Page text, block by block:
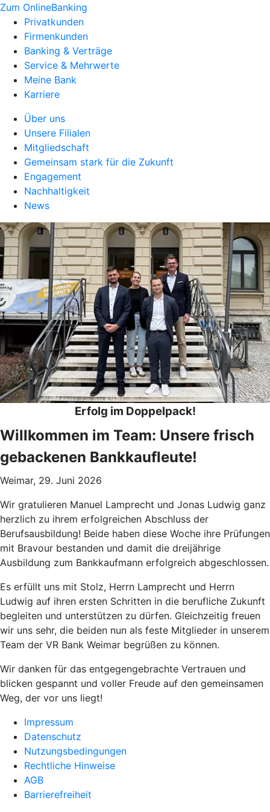
Zum OnlineBanking
Privatkunden
Firmenkunden
Banking & Verträge
Service & Mehrwerte
Meine Bank
Karriere
Über uns
Unsere Filialen
Mitgliedschaft
Gemeinsam stark für die Zukunft
Engagement
Nachhaltigkeit
News
Erfolg im Doppelpack!
Willkommen im Team: Unsere frisch
gebackenen Bankkaufleute!
Weimar, 29. Juni 2026
Wir gratulieren Manuel Lamprecht und Jonas Ludwig ganz
herzlich zu ihrem erfolgreichen Abschluss der
Berufsausbildung! Beide haben diese Woche ihre Prüfungen
mit Bravour bestanden und damit die dreijährige
Ausbildung zum Bankkaufmann erfolgreich abgeschlossen.
Es erfüllt uns mit Stolz, Herrn Lamprecht und Herrn
Ludwig auf ihren ersten Schritten in die berufliche Zukunft
begleiten und unterstützen zu dürfen. Gleichzeitig freuen
wir uns sehr, die beiden nun als feste Mitglieder in unserem
Team der VR Bank Weimar begrüßen zu können.
Wir danken für das entgegengebrachte Vertrauen und
blicken gespannt und voller Freude auf den gemeinsamen
Weg, der vor uns liegt!
Impressum
Datenschutz
Nutzungsbedingungen
Rechtliche Hinweise
AGB
Barrierefreiheit